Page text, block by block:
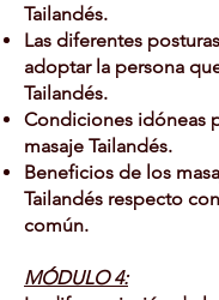
Tailandés.
Las diferentes
adoptar la persona
Tailandés.
Condiciones idóneas
masaje Tailandés.
Beneficios de los
Tailandés respecto
común.
MÓDULO 4: